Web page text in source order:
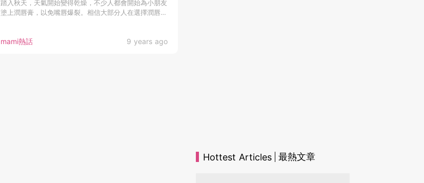
mami熱話 9 years ago
踏入秋天，天氣開始變得乾燥，不少人都會開始為小朋友
塗上潤唇膏，以免嘴唇爆裂。相信大部分人在選擇潤唇膏
Hottest Articles 最熱文章